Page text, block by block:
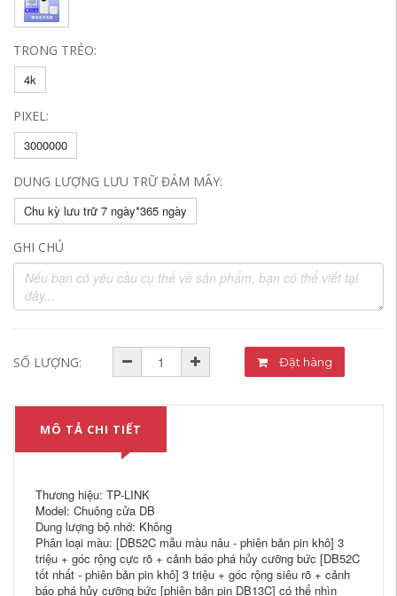
TRONG TRẺO:
4k
PIXEL:
3000000
DUNG LƯỢNG LƯU TRỮ ĐÁM MÂY:
Chu kỳ lưu trữ 7 ngày*365 ngày
GHI CHÚ
SỐ LƯỢNG: Đặt hàng
MÔ TẢ CHI TIẾT
Thương hiệu: TP-LINK
Model: Chuông cửa DB
Dung lượng bộ nhớ: Không
Phân loại màu: [DB52C mẫu màu nâu - phiên bản pin khô] 3
triệu + góc rộng cực rõ + cảnh báo phá hủy cưỡng bức [DB52C
tốt nhất - phiên bản pin khô] 3 triệu + góc rộng siêu rõ + cảnh
báo phá hủy cưỡng bức [phiên bản pin DB13C] có thể nhìn